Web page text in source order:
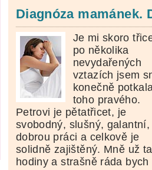
Diagnóza mamánek.
Je mi skoro
po několika
nevydařených
vztazích jsem
konečně
toho pravého.
Petrovi je pětatřicet, je
svobodný, slušný, galantní,
dobrou práci a celkově je
solidně zajištěný. Mně už
hodiny a strašně ráda